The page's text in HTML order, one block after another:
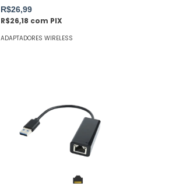
R$26,99
R$26,18 com PIX
ADAPTADORES WIRELESS